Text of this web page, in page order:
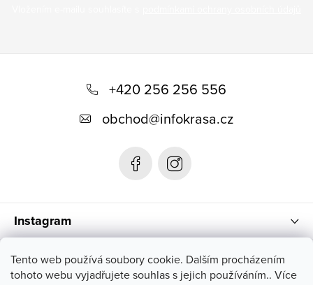
Tento web používá soubory cookie. Dalším procházením
tohoto webu vyjadřujete souhlas s jejich používáním.. Více
Instagram
+420 256 256 556
obchod@infokrasa.cz
Informace pro vás